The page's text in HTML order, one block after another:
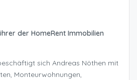
der HomeRent Immobilien
sich Andreas Nöthen mit
Monteurwohnungen,